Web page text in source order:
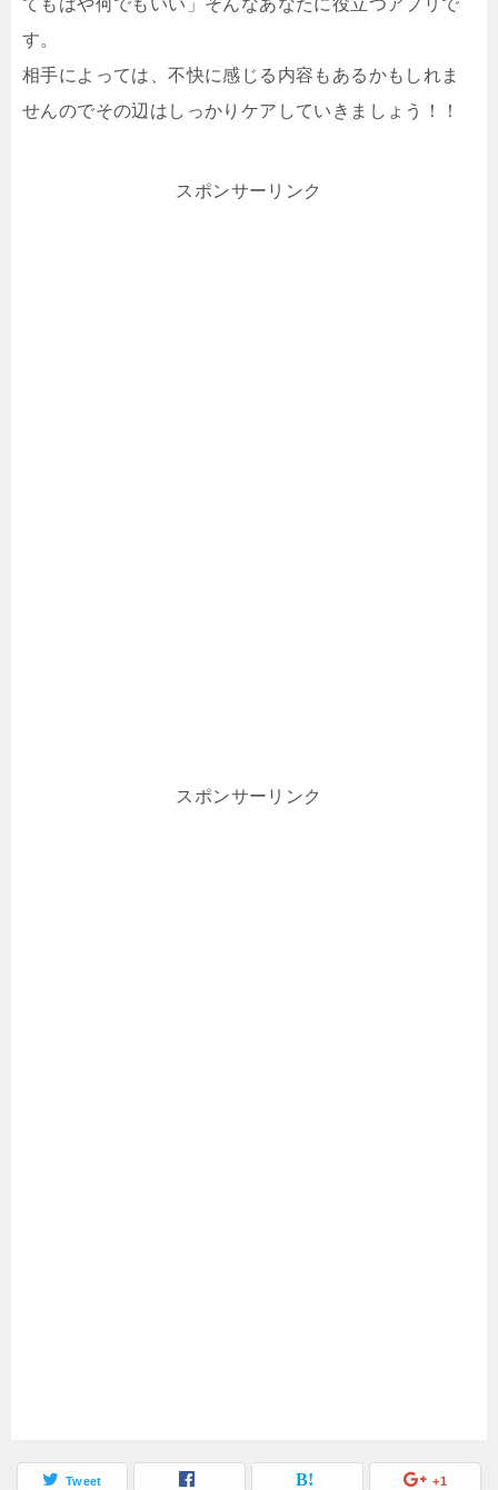
てもはや何でもいい」そんなあなたに役立つアプリで
す。
相手によっては、不快に感じる内容もあるかもしれま
せんのでその辺はしっかりケアしていきましょう！！
スポンサーリンク
スポンサーリンク
Tweet +1